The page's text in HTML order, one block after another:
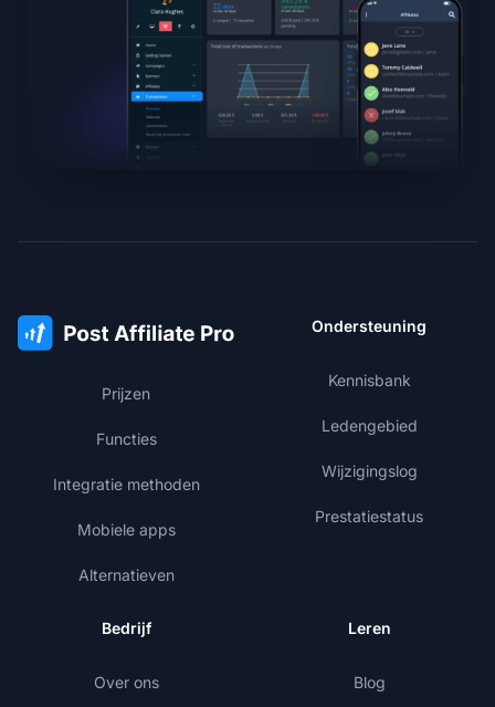
Prijzen
Functies
Integratie methoden
Mobiele apps
Alternatieven
Ondersteuning
Kennisbank
Ledengebied
Wijzigingslog
Prestatiestatus
Bedrijf
Over ons
Leren
Blog